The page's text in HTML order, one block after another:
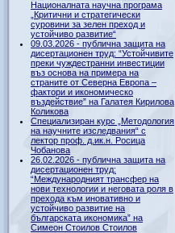
Националната научна програма
„Критични и стратегически
суровини за зелен преход и
устойчиво развитие“
09.03.2026 - публична защита на
дисертационен труд: “Устойчивите
преки чуждестранни инвестиции
въз основа на примера на
страните от Северна Европа –
фактори и икономическо
въздействие” на Галатея Кирилова
Коликова
Специализиран курс „Методология
на научните изследвания“ с
лектор проф. д.ик.н. Росица
Чобанова
26.02.2026 - публична защита на
дисертационен труд:
“Международният трансфер на
нови технологии и неговата роля в
прехода към иновативно и
устойчиво развитие на
българската икономика” на
Симеон Стоилов Стоилов